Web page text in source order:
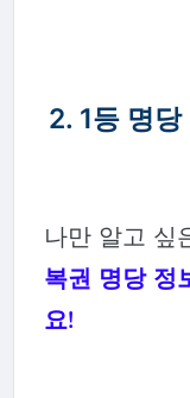
2. 1등 명
나만 알고 싶
복권 명당 정
요!